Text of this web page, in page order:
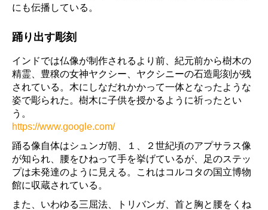
にも伝播している。
踊り出す彫刻
インドでは仏像が制作されるより前、紀元前から樹木の
精霊、豊穣の女神ヤクシー、ヤクシニーの石造彫刻が残
されている。木にしなだれかかって一体となったような
姿で彫られた。樹木に子供を授かるように祈ったとい
う。
https://www.google.com/
踊る像自体はシュンガ朝、１、２世紀頃のアプサラス像
が知られ、腰をひねって手を挙げているが、足のステッ
プは未発達のように見える。これはコルコタの国立博物
館に収蔵されている。
また、いわゆる三屈法、トリバンガ、首と胸と腰をくね